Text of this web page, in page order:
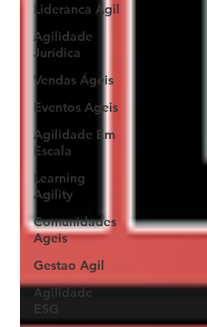
Lideranca Agil
Agilidade
Jurídica
Vendas Ágeis
Eventos Ageis
Agilidade Em
Escala
Learning
Agility
Comunidades
Ageis
Gestao Agil
Agilidade
ESG